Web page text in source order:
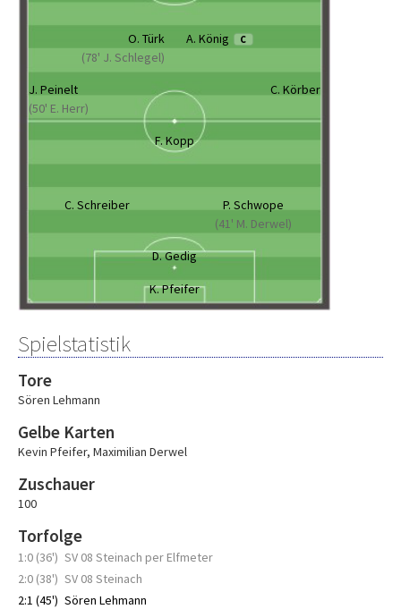
O. Türk
(78' J. Schlegel)
A. König C
J. Peinelt
(50' E. Herr)
C. Körber
F. Kopp
C. Schreiber
P. Schwope
(41' M. Derwel)
D. Gedig
K. Pfeifer
Spielstatistik
Tore
Sören Lehmann
Gelbe Karten
Kevin Pfeifer, Maximilian Derwel
Zuschauer
100
Torfolge
1:0 (36') SV 08 Steinach per Elfmeter
2:0 (38') SV 08 Steinach
2:1 (45') Sören Lehmann